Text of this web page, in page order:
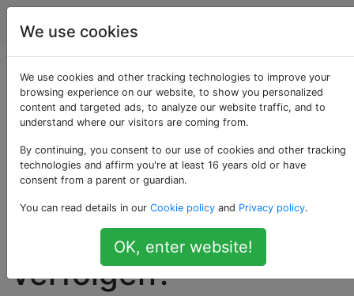
Fahrräder
Was ist der beste
Weg, um Ihre
Laufleistung, Routen
und verbrannten
Kalorien zu
verfolgen?
We use cookies
We use cookies and other tracking technologies to improve your
browsing experience on our website, to show you personalized
content and targeted ads, to analyze our website traffic, and to
understand where our visitors are coming from.
By continuing, you consent to our use of cookies and other tracking
technologies and affirm you're at least 16 years old or have
consent from a parent or guardian.
You can read details in our Cookie policy and Privacy policy.
OK, enter website!